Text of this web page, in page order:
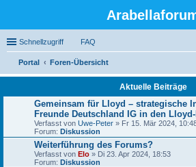
Schnellzugriff FAQ
Portal
Foren-Übersicht
Aktuelle Beiträge
Gemeinsam für Lloyd – strategische
Freunde Deutschland IG in den
Verfasst von Uwe-Peter » Fr 15. Mär 2024,
Forum: Diskussion
Weiterführung des Forums?
Verfasst von Elo » Di 23. Apr 2024, 18:53
Forum: Diskussion